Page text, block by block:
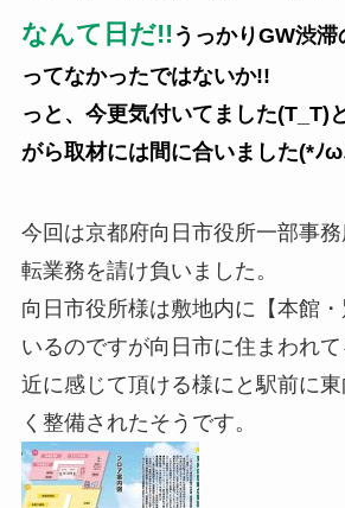
なんて日だ!!うっかりGW渋
ってなかったではないか!!
っと、今更気付いてました(T_T)
がら取材には間に合いました(*ﾉω
今回は京都府向日市役所一部事
転業務を請け負いました。
向日市役所様は敷地内に【本館
いるのですが向日市に住まわれ
近に感じて頂ける様にと駅前に
く整備されたそうです。